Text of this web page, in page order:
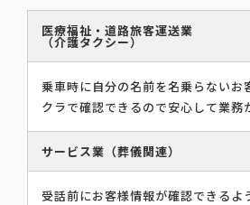
医療福祉・道路旅客運送業
（介護タクシー）
乗車時に自分の名前を名乗らないお
クラで確認できるので安心して業務
サービス業（葬儀関連）
受話前にお客様情報が確認できるよ